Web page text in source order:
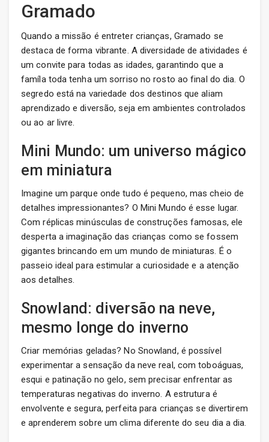
Gramado
Quando a missão é entreter crianças, Gramado se
destaca de forma vibrante. A diversidade de atividades é
um convite para todas as idades, garantindo que a
famíla toda tenha um sorriso no rosto ao final do dia. O
segredo está na variedade dos destinos que aliam
aprendizado e diversão, seja em ambientes controlados
ou ao ar livre.
Mini Mundo: um universo mágico
em miniatura
Imagine um parque onde tudo é pequeno, mas cheio de
detalhes impressionantes? O Mini Mundo é esse lugar.
Com réplicas minúsculas de construções famosas, ele
desperta a imaginação das crianças como se fossem
gigantes brincando em um mundo de miniaturas. É o
passeio ideal para estimular a curiosidade e a atenção
aos detalhes.
Snowland: diversão na neve,
mesmo longe do inverno
Criar memórias geladas? No Snowland, é possível
experimentar a sensação da neve real, com toboáguas,
esqui e patinação no gelo, sem precisar enfrentar as
temperaturas negativas do inverno. A estrutura é
envolvente e segura, perfeita para crianças se divertirem
e aprenderem sobre um clima diferente do seu dia a dia.